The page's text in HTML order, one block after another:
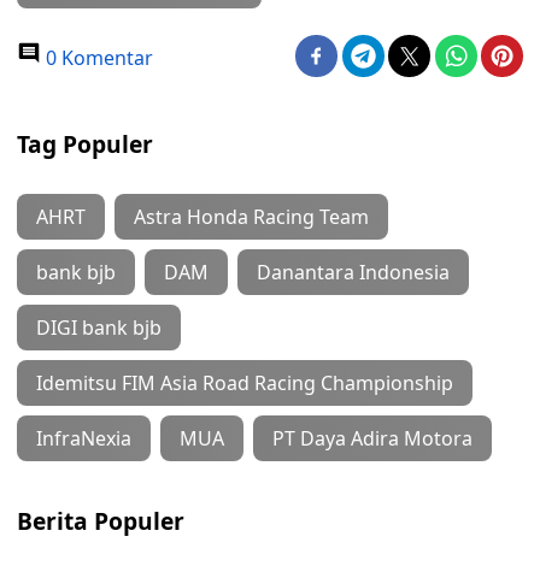
0 Komentar
Tag Populer
AHRT Astra Honda Racing Team
bank bjb DAM Danantara Indonesia
DIGI bank bjb
Idemitsu FIM Asia Road Racing Championship
InfraNexia MUA PT Daya Adira Motora
Berita Populer